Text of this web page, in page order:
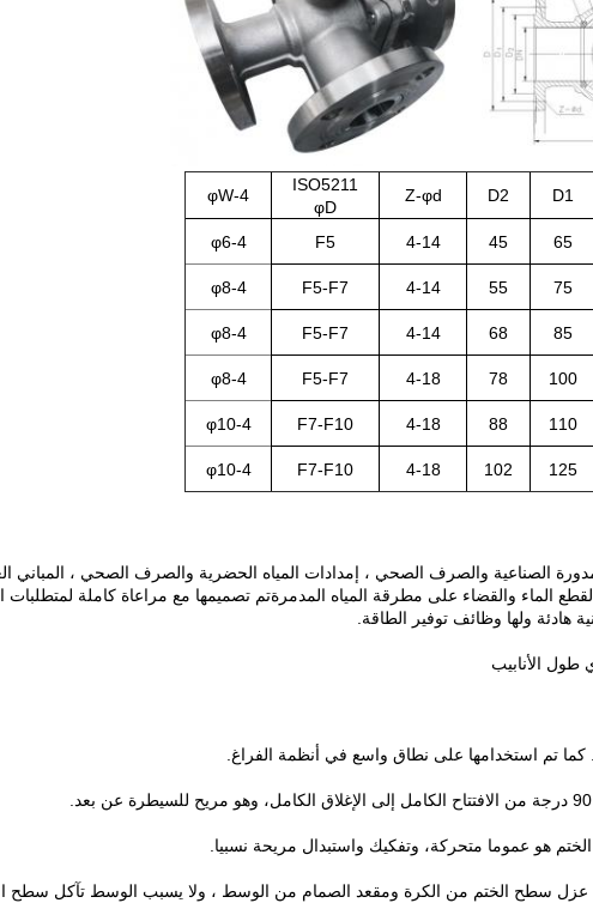
D1
D2
Z-φd
ISO5211
φD
4-φW
65
45
4-14
F5
4-φ6
75
55
4-14
F5-F7
4-φ8
85
68
4-14
F5-F7
4-φ8
100
78
4-18
F5-F7
4-φ8
110
88
4-18
F7-F10
4-φ10
125
102
4-18
F7-F10
4-φ10
الصناعية والصرف الصحي ، إمدادات المياه الحضرية والصرف الصحي ، المباني
الماء والقضاء على مطرقة المياه المدمرةتم تصميمها مع مراعاة كاملة لمتطلبات
هادئة ولها وظائف توفير الطاقة.
يتم عزل سطح الختم من الكرة ومقعد الصمام من الوسط ، ولا يسبب الوسط تآكل سطح